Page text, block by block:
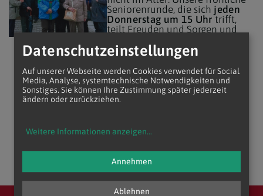
Seniorenrunde, die sich jeden
Donnerstag um 15 Uhrtrifft,
teilt Freuden und Sorgen und
Gemeinsam wird bei Kaffee und
Kuchen geplaudert, gefeiert, ein
Ausflug unternommen oder
einfach nur Karten gespielt.
mehr
Datenschutzeinstellungen
Auf unserer Webseite werden Cookies verwendet für Social
Media, Analyse, systemtechnische Notwendigkeiten und
Sonstiges. Sie können Ihre Zustimmung später jederzeit
ändern oder zurückziehen.
Weitere Informationen anzeigen...
Ablehnen
Annehmen